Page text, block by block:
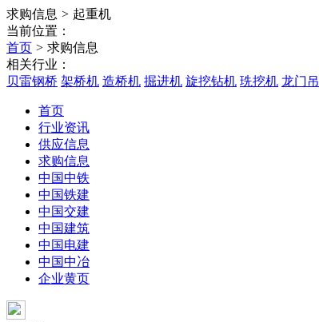
求购信息 > 起重机
当前位置：
首页 > 求购信息
相关行业：
贝雷钢桥 架桥机 造桥机 掘进机 旋挖钻机 珗挖机 龙门吊
首页
行业资讯
供应信息
求购信息
中国中铁
中国铁建
中国交建
中国建筑
中国电建
中国中冶
企业黄页